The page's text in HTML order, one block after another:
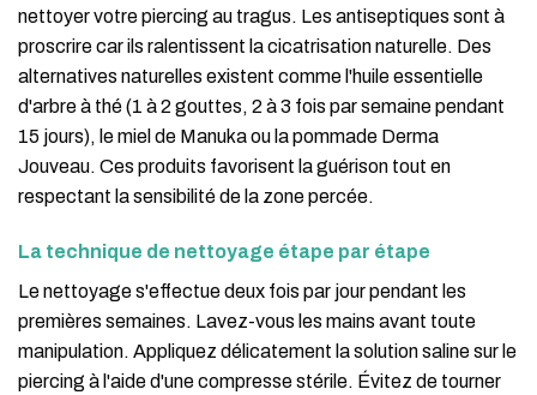
nettoyer votre piercing au tragus. Les antiseptiques sont à
proscrire car ils ralentissent la cicatrisation naturelle. Des
alternatives naturelles existent comme l'huile essentielle
d'arbre à thé (1 à 2 gouttes, 2 à 3 fois par semaine pendant
15 jours), le miel de Manuka ou la pommade Derma
Jouveau. Ces produits favorisent la guérison tout en
respectant la sensibilité de la zone percée.
La technique de nettoyage étape par étape
Le nettoyage s'effectue deux fois par jour pendant les
premières semaines. Lavez-vous les mains avant toute
manipulation. Appliquez délicatement la solution saline sur le
piercing à l'aide d'une compresse stérile. Évitez de tourner